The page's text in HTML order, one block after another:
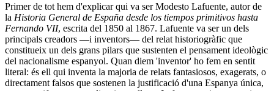
Primer de tot hem d'explicar qui va ser Modesto Lafuente, autor de
la Historia General de España desde los tiempos primitivos hasta
Fernando VII, escrita del 1850 al 1867. Lafuente va ser un dels
principals creadors ―i inventors― del relat historiogràfic que
constitueix un dels grans pilars que sustenten el pensament ideològic
del nacionalisme espanyol. Quan diem 'inventor' ho fem en sentit
literal: és ell qui inventa la majoria de relats fantasiosos, exagerats, o
directament falsos que sostenen la justificació d'una Espanya única,